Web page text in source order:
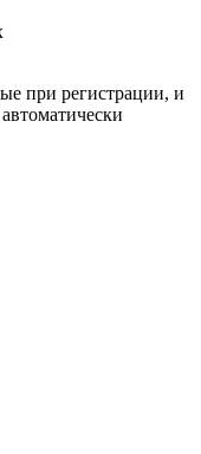
при регистрации, и